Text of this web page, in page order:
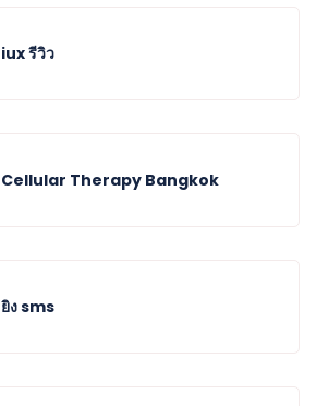
iux รีวิว
Cellular Therapy Bangkok
ยิง sms